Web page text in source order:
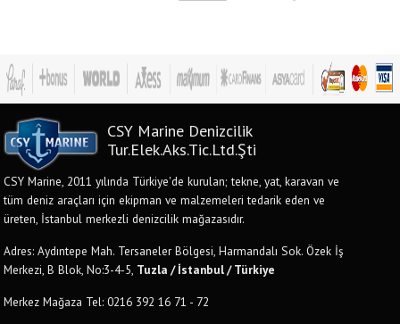
CSY Marine Denizcilik
Tur.Elek.Aks.Tic.Ltd.Şti
CSY Marine, 2011 yılında Türkiye'de kurulan; tekne, yat, karavan ve
tüm deniz araçları için ekipman ve malzemeleri tedarik eden ve
üreten, İstanbul merkezli denizcilik mağazasıdır.
Adres: Aydıntepe Mah. Tersaneler Bölgesi, Harmandalı Sok. Özek İş
Merkezi, B Blok, No:3-4-5, Tuzla / İstanbul / Türkiye
Merkez Mağaza Tel: 0216 392 16 71 - 72